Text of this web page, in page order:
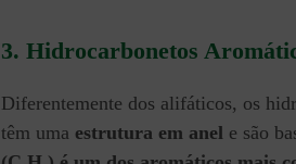
3. Hidrocarbonetos
Diferentemente dos alifáticos, os
têm uma estrutura em anel e são